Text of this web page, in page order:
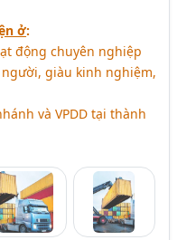
ở:
động chuyên nghiệp
giàu kinh nghiệm,
và VPDD tại thành